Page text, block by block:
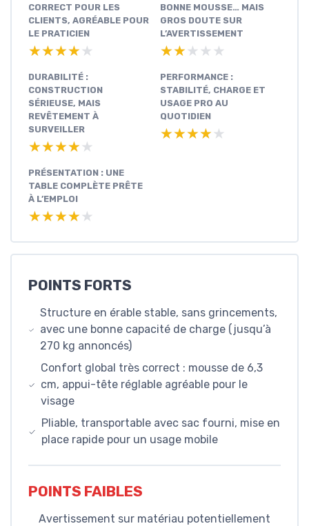
CORRECT POUR LES
CLIENTS, AGRÉABLE POUR
LE PRATICIEN
★★★★★
★★★★★
BONNE MOUSSE… MAIS
GROS DOUTE SUR
L’AVERTISSEMENT
★★★★★
★★★★★
DURABILITÉ :
CONSTRUCTION
SÉRIEUSE, MAIS
REVÊTEMENT À
SURVEILLER
★★★★★
★★★★★
PERFORMANCE :
STABILITÉ, CHARGE ET
USAGE PRO AU
QUOTIDIEN
★★★★★
★★★★★
PRÉSENTATION : UNE
TABLE COMPLÈTE PRÊTE
À L’EMPLOI
★★★★★
★★★★★
POINTS FORTS
Structure en érable stable, sans grincements,
avec une bonne capacité de charge (jusqu’à
270 kg annoncés)
Confort global très correct : mousse de 6,3
cm, appui-tête réglable agréable pour le
visage
Pliable, transportable avec sac fourni, mise en
place rapide pour un usage mobile
POINTS FAIBLES
Avertissement sur matériau potentiellement